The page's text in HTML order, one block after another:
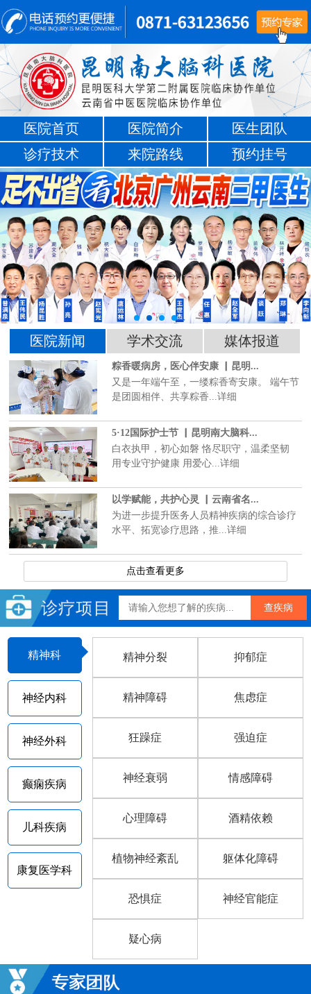
医院首页 医院简介
医生团队
诊疗技术
来院路线 预约挂号
医院新闻 学术交流 媒体报道
粽香暖病房，医心伴安康 ▏昆明...
又是一年端午至，一缕粽香寄安康。 端午节
是团圆相伴、共享粽香...详细
5·12国际护士节 ▏昆明南大脑科...
白衣执甲，初心如磐 恪尽职守，温柔坚韧
用专业守护健康 用爱心...详细
以学赋能，共护心灵 ▏云南省名...
为进一步提升医务人员精神疾病的综合诊疗
水平、拓宽诊疗思路，推...详细
点击查看更多
精神科
神经内科
神经外科
癫痫疾病
儿科疾病
康复医学科
精神分裂 抑郁症
精神障碍 焦虑症
狂躁症 强迫症
神经衰弱 情感障碍
心理障碍 酒精依赖
植物神经紊乱 躯体化障碍
恐惧症 神经官能症
疑心病